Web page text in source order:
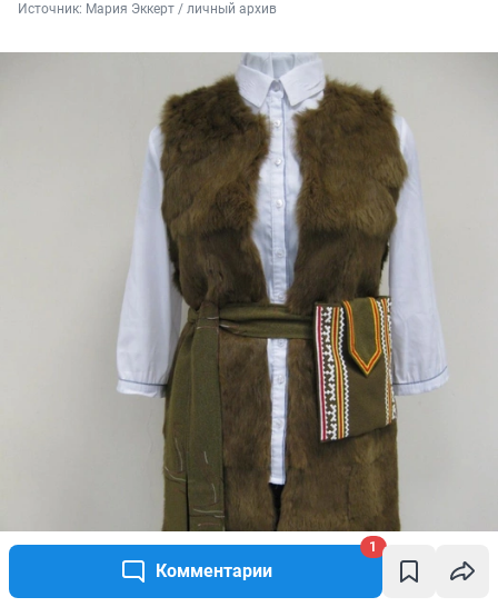
Комментарии
1
Источник: Мария Эккерт / личный архив